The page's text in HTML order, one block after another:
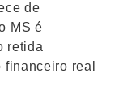
de
MS é
retida
real